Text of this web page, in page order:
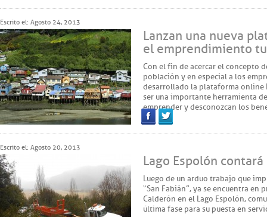
FacebookTwitter
Escrito el: Agosto 24, 2013
Lanzan una nueva
el emprendimiento
Con el fin de acercar el concepto
población y en especial a los
desarrollado la plataforma online
ser una importante herramienta
emprender y desconozcan los
FacebookTwitter
Escrito el: Agosto 20, 2013
Lago Espolón
Luego de un arduo trabajo que
“San Fabián”, ya se encuentra en
Calderón en el Lago Espolón,
última fase para su puesta en